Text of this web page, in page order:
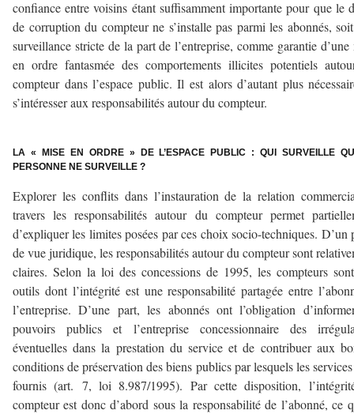
confiance entre voisins étant suffisamment importante pour que le
de corruption du compteur ne s’installe pas parmi les abonnés,
surveillance stricte de la part de l’entreprise, comme garantie d’une
en ordre fantasmée des comportements illicites potentiels
compteur dans l’espace public. Il est alors d’autant plus
s’intéresser aux responsabilités autour du compteur.
LA « MISE EN ORDRE » DE L’ESPACE PUBLIC : QUI SURVEILLE
PERSONNE NE SURVEILLE ?
Explorer les conflits dans l’instauration de la relation
travers les responsabilités autour du compteur permet
d’expliquer les limites posées par ces choix socio-techniques. D’un
de vue juridique, les responsabilités autour du compteur sont
claires. Selon la loi des concessions de 1995, les compteurs
outils dont l’intégrité est une responsabilité partagée entre
l’entreprise. D’une part, les abonnés ont l’obligation
pouvoirs publics et l’entreprise concessionnaire des
éventuelles dans la prestation du service et de contribuer aux
conditions de préservation des biens publics par lesquels les
fournis (art. 7, loi 8.987/1995). Par cette disposition,
compteur est donc d’abord sous la responsabilité de l’abonné, ce